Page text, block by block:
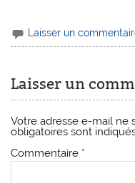
Laisser un
Laisser un
Votre adresse e-mail ne
obligatoires sont
Commentaire *